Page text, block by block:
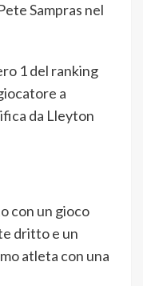
Sampras nel
1 del ranking
a
da Lleyton
con un gioco
dritto e un
atleta con una